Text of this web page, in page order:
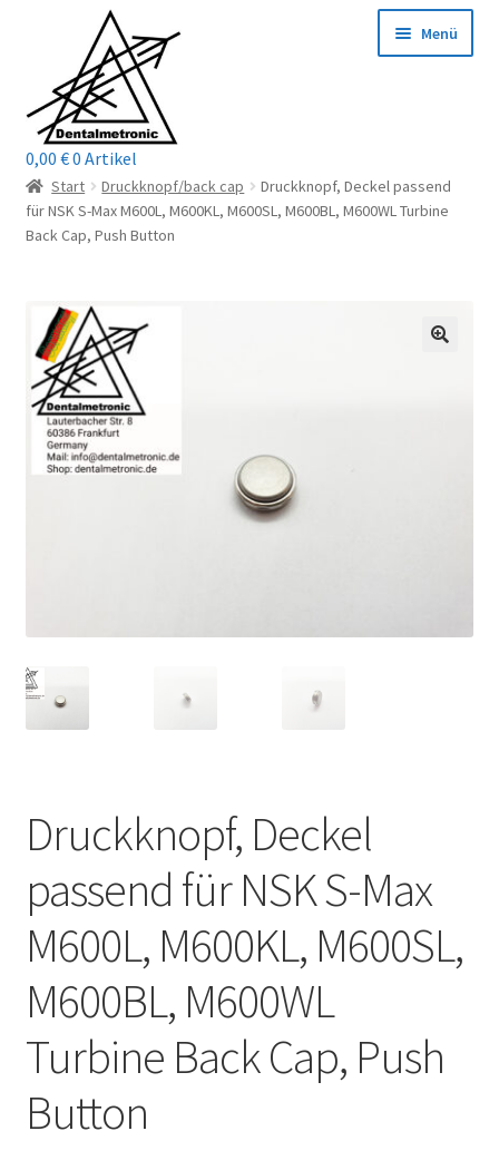
Navigation
springen
springen
Menü
Home
Shop
Kontakt
Reparaturservice
Wichtige Infos
0,00 €0 Artikel
Start Druckknopf/back cap
Druckknopf, Deckel passend
für NSK S-Max M600L, M600KL, M600SL, M600BL, M600WL Turbine
Back Cap, Push Button
Druckknopf, Deckel
passend für NSK S-Max
M600L, M600KL, M600SL,
M600BL, M600WL
Turbine Back Cap, Push
Button